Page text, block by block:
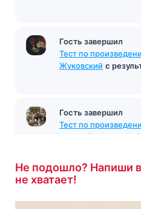
Гость завершил
Тест по
Жуковский с
Гость завершил
Тест по
которой меня нет»
Не подошло? Напиши
не хватает!